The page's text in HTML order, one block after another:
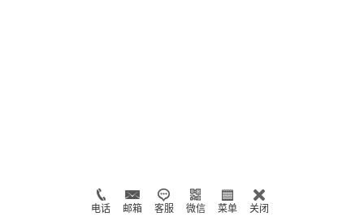
电话 邮箱 客服 微信 菜单 关闭